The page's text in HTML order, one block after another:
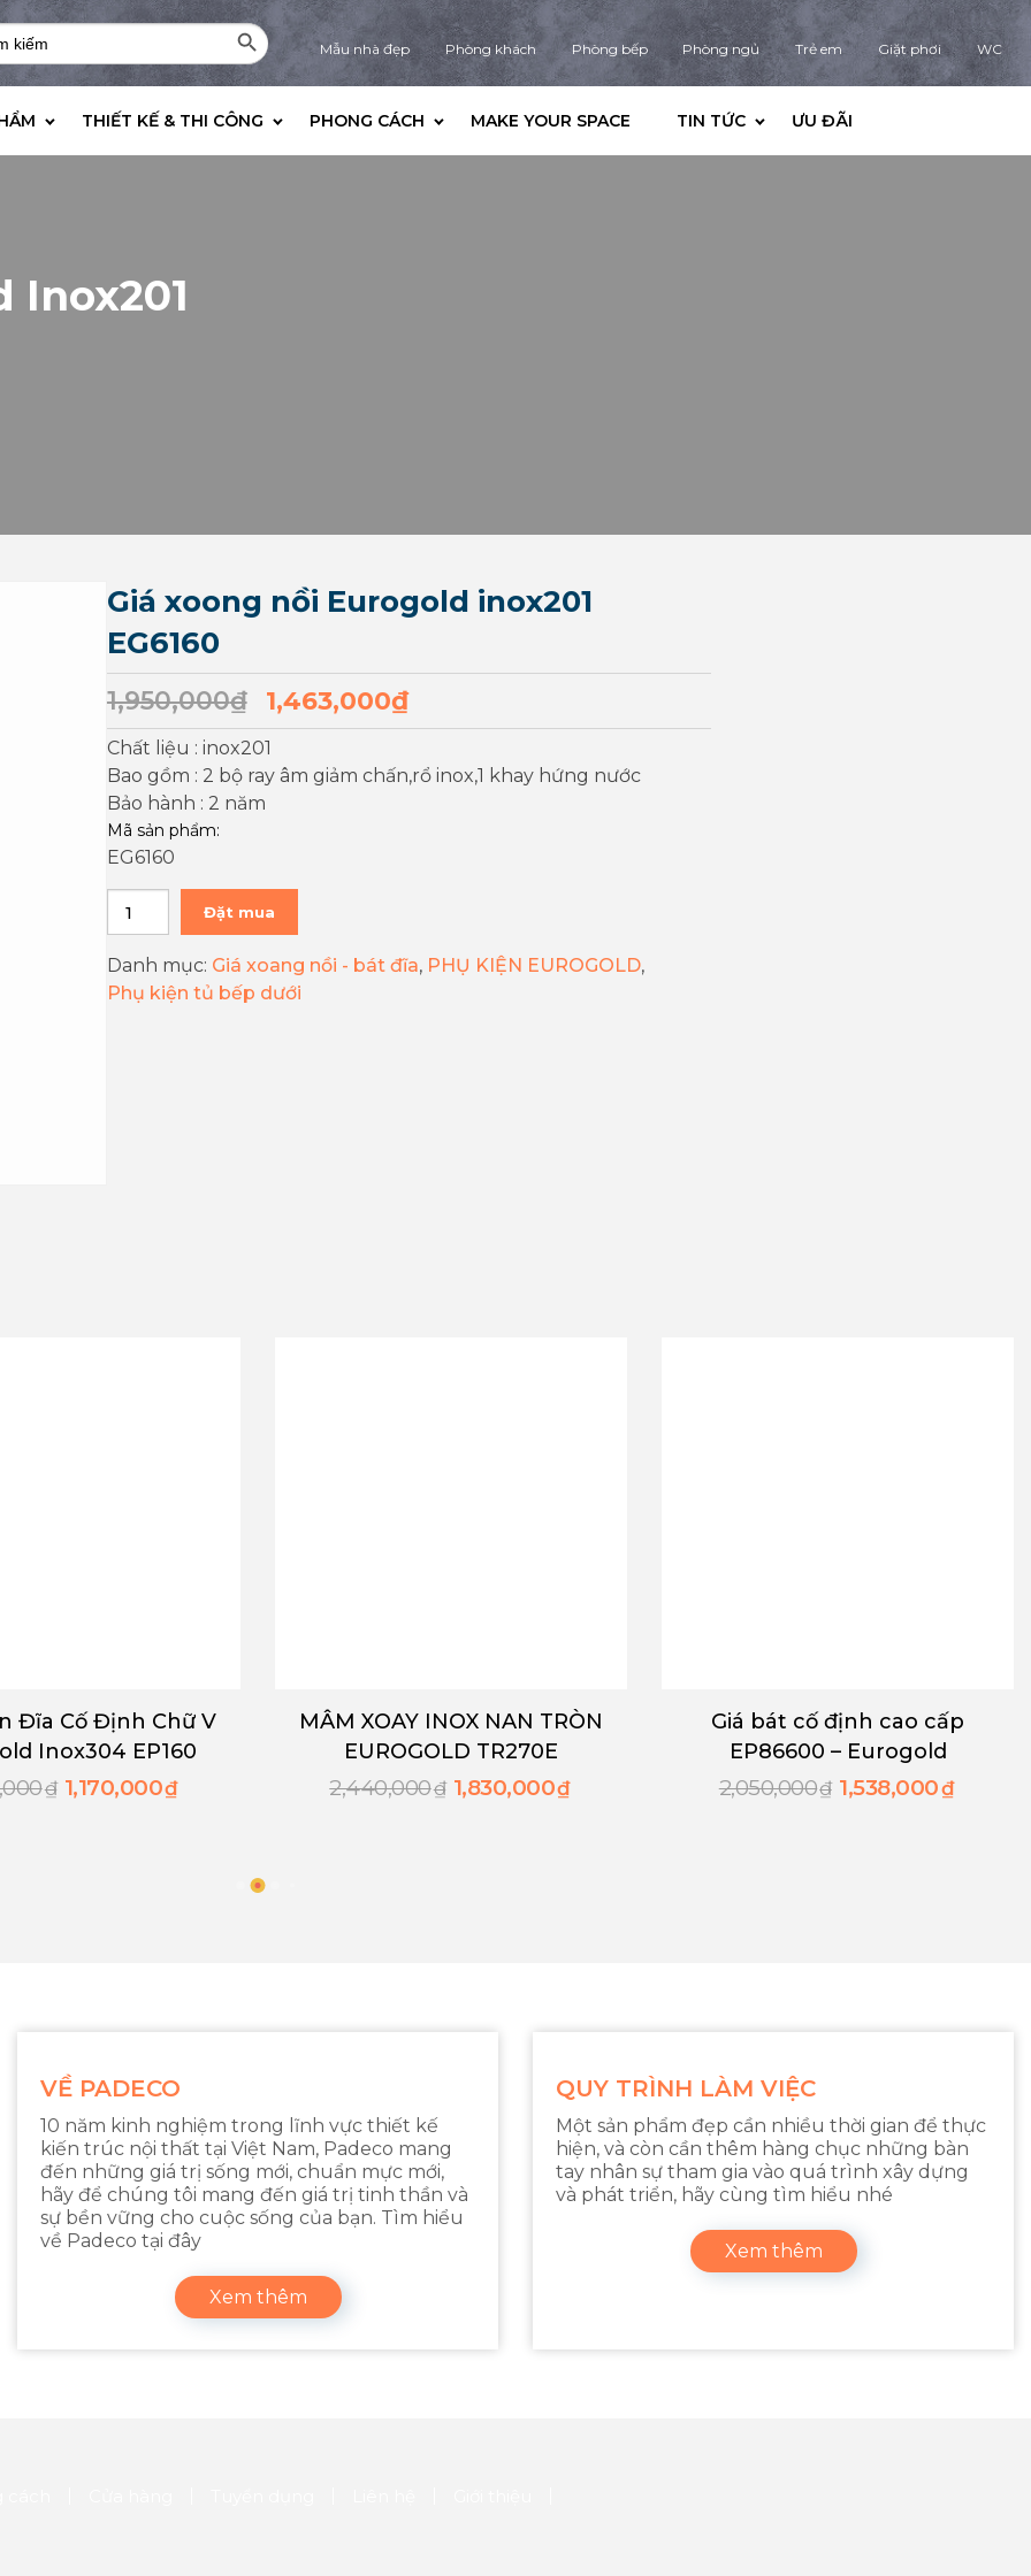
Search Button
Mẫu nhà đẹp Phòng khách Phòng bếp Phòng ngủ Trẻ em Giặt phơi WC
THIẾT KẾ & THI CÔNG PHONG CÁCH MAKE YOUR SPACE TIN TỨC ƯU ĐÃI
Inox201
Giá xoong nồi Eurogold inox201
EG6160
1,950,000₫ 1,463,000₫
Đặt mua
Danh mục: Giá xoang nồi - bát đĩa, PHỤ KIỆN EUROGOLD,
Phụ kiện tủ bếp dưới
Chất liệu : inox201
Bao gồm : 2 bộ ray âm giảm chấn,rổ inox,1 khay hứng nước
Bảo hành : 2 năm
Mã sản phẩm:
EG6160
MÂM XOAY INOX NAN TRÒN
EUROGOLD TR270E
2,440,000₫
Giá bát cố định cao cấp
EP86600 – Eurogold
2,050,000₫ 1,538,000
GIÁ LIÊN HOÀN
ANODE
EUM101/102
10,990,000₫
VỀ PADECO
10 năm kinh nghiệm trong lĩnh vực thiết kế
kiến trúc nội thất tại Việt Nam, Padeco mang
đến những giá trị sống mới, chuẩn mực mới,
hãy để chúng tôi mang đến giá trị tinh thần và
sự bền vững cho cuộc sống của bạn. Tìm hiểu
về Padeco tại đây
Xem thêm
QUY TRÌNH LÀM VIỆC
Một sản phẩm đẹp cần nhiều thời gian để thực
hiện, và còn cần thêm hàng chục những bàn
tay nhân sự tham gia vào quá trình xây dựng
và phát triển, hãy cùng tìm hiểu nhé
Xem thêm